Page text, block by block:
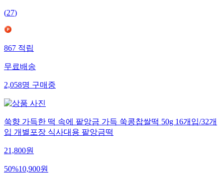
(27)
867적립
무료배송
2,058명구매중
쑥향 가득한 떡 속에 팥앙금 가득 쑥콩찹쌀떡 50g 16개입/32개
입 개별포장 식사대용 팥앙금떡
21,800원
50%10,900원